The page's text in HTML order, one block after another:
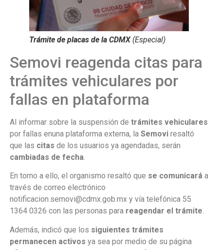
Trámite de placas de la CDMX (Especial)
Semovi reagenda citas para
trámites vehiculares por
fallas en plataforma
Al informar sobre la suspensión de trámites vehiculares
por fallas enuna plataforma externa, la Semovi resaltó
que las citas de los usuarios ya agendadas, serán
cambiadas de fecha
En torno a ello, el organismo resaltó que se comunicará a
través de correo electrónico
notificacion.semovi@cdmx.gob.mx y vía telefónica 55
1364 0326 con las personas para reagendar el trámite.
Además, indicó que los siguientes trámites
permanecen activos ya sea por medio de su página